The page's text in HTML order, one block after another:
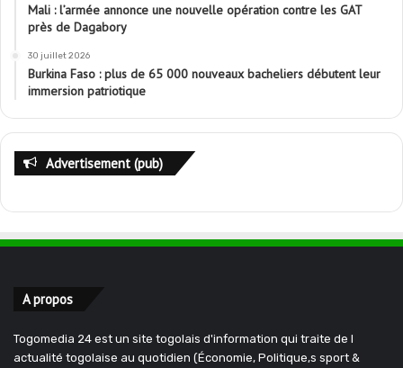
Mali : l’armée annonce une nouvelle opération contre les GAT
près de Dagabory
30 juillet 2026
Burkina Faso : plus de 65 000 nouveaux bacheliers débutent leur
immersion patriotique
Advertisement (pub)
A propos
Togomedia 24 est un site togolais d'information qui traite de l
actualité togolaise au quotidien (Économie, Politique,s sport &